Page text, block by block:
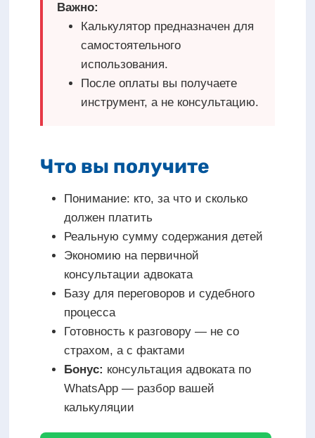
Важно:
Калькулятор предназначен для
самостоятельного
использования.
После оплаты вы получаете
инструмент, а не консультацию.
Что вы получите
Понимание: кто, за что и сколько
должен платить
Реальную сумму содержания детей
Экономию на первичной
консультации адвоката
Базу для переговоров и судебного
процесса
Готовность к разговору — не со
страхом, а с фактами
Бонус: консультация адвоката по
WhatsApp — разбор вашей
калькуляции